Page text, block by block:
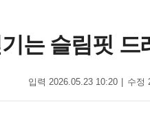
는 슬림핏
입력 2026.05.23 10:20 수정